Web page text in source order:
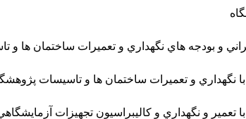
و بودجه هاي نگهداري و تعميرات ساختمان ها و
با نگهداري و تعميرات ساختمان ها و تاسيسات
تعمير و نگهداري و كاليبراسيون تجهيزات